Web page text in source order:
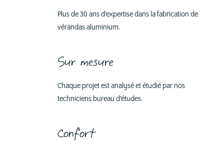
Plus de 30 ans d’expertise dans la fabrication de
vérandas aluminium.
Sur mesure
Chaque projet est analysé et étudié par nos
techniciens bureau d’études.
Confort